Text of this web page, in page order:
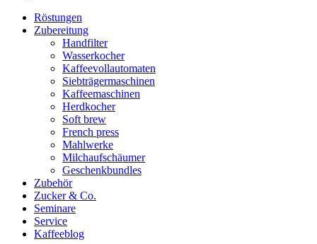
Röstungen
Zubereitung
Handfilter
Wasserkocher
Kaffeevollautomaten
Siebträgermaschinen
Kaffeemaschinen
Herdkocher
Soft brew
French press
Mahlwerke
Milchaufschäumer
Geschenkbundles
Zubehör
Zucker & Co.
Seminare
Service
Kaffeeblog